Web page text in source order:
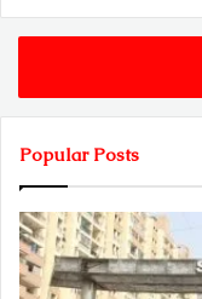
Popular Posts